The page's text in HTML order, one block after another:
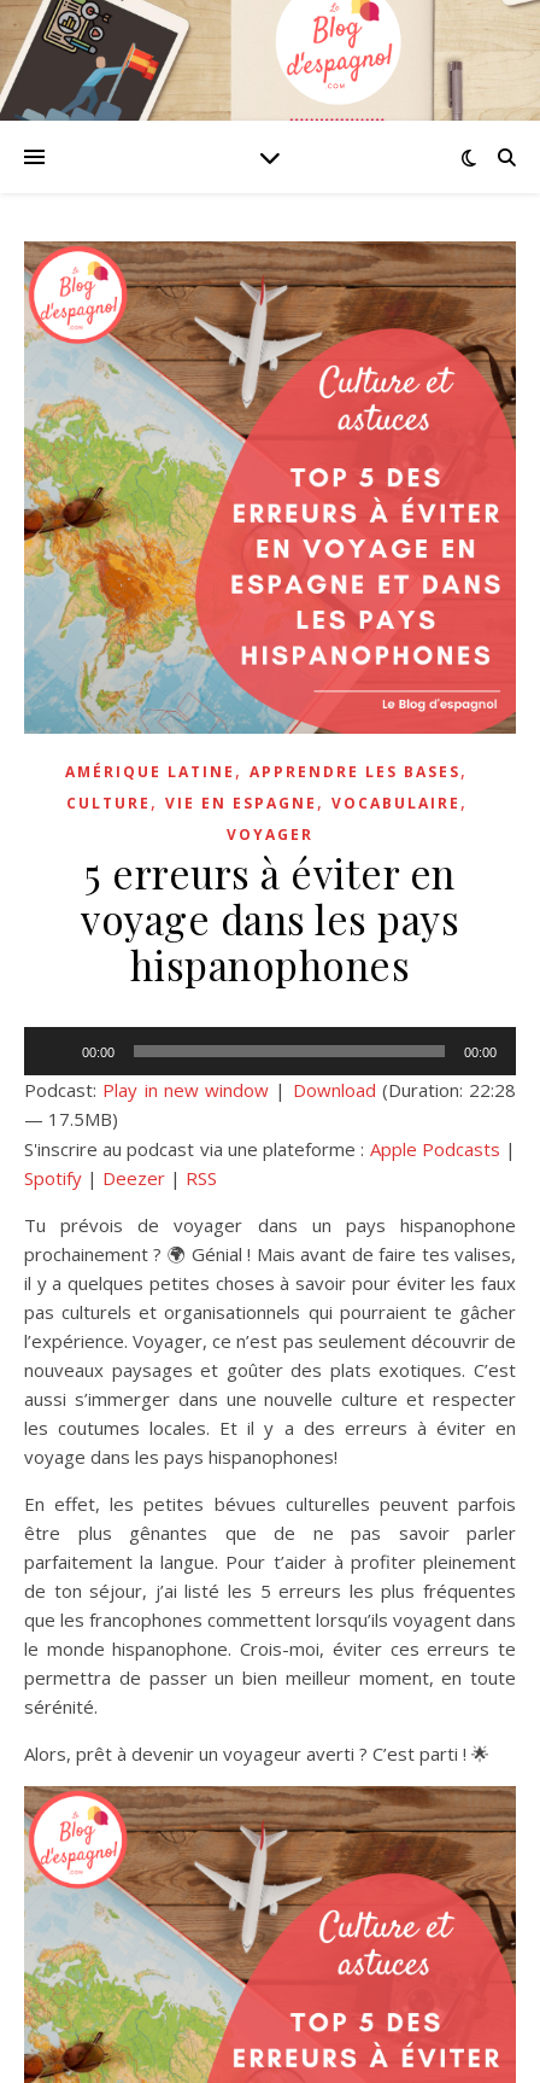
AMÉRIQUE LATINE , APPRENDRE LES BASES,
CULTURE , VIE EN ESPAGNE , VOCABULAIRE ,
VOYAGER
5 erreurs à éviter en
voyage dans les pays
hispanophones
audio
00:00 00:00
Podcast: Play in new window | Download (Duration: 22:28
— 17.5MB)
S'inscrire au podcast via une plateforme : Apple Podcasts |
Spotify | Deezer | RSS
Tu prévois de voyager dans un pays hispanophone
prochainement ? 🌍 Génial ! Mais avant de faire tes valises,
il y a quelques petites choses à savoir pour éviter les faux
pas culturels et organisationnels qui pourraient te gâcher
l’expérience. Voyager, ce n’est pas seulement découvrir de
nouveaux paysages et goûter des plats exotiques. C’est
aussi s’immerger dans une nouvelle culture et respecter
les coutumes locales. Et il y a des erreurs à éviter en
voyage dans les pays hispanophones!
En effet, les petites bévues culturelles peuvent parfois
être plus gênantes que de ne pas savoir parler
parfaitement la langue. Pour t’aider à profiter pleinement
de ton séjour, j’ai listé les 5 erreurs les plus fréquentes
que les francophones commettent lorsqu’ils voyagent dans
le monde hispanophone. Crois-moi, éviter ces erreurs te
permettra de passer un bien meilleur moment, en toute
sérénité.
Alors, prêt à devenir un voyageur averti ? C’est parti ! 🌟